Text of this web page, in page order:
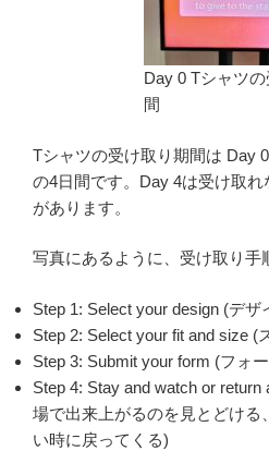
Day 0 Tシャツ
間
Tシャツの受け取り期間は Day
の4日間です。Day 4は受け取
があります。
写真にあるように、受け取り手
Step 1: Select your design (デザ
Step 2: Select your fit and size (
Step 3: Submit your form (フォ
Step 4: Stay and watch or
場で出来上がるのを見とどける
い時に戻ってくる)